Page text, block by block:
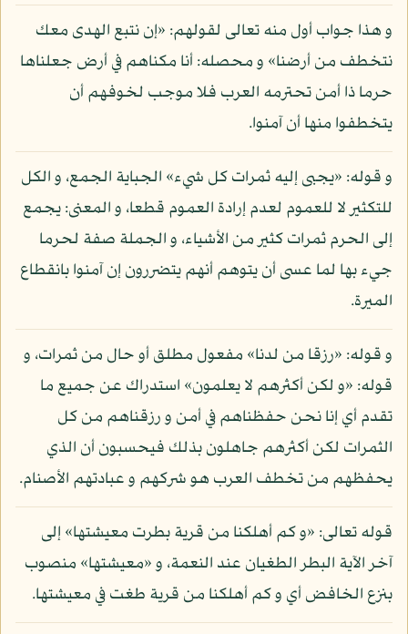
و هذا جواب أول منه تعالى لقولهم: «إن نتبع الهدى معك
نتخطف من أرضنا» و محصله: أنا مكناهم في أرض جعلناها
حرما ذا أمن تحترمه العرب فلا موجب لخوفهم أن
يتخطفوا منها أن آمنوا.
و قوله: «يجبى إليه ثمرات كل شيء» الجباية الجمع، و الكل
للتكثير لا للعموم لعدم إرادة العموم قطعا، و المعنى: يجمع
إلى الحرم ثمرات كثير من الأشياء، و الجملة صفة لحرما
جيء بها لما عسى أن يتوهم أنهم يتضررون إن آمنوا بانقطاع
الميرة.
و قوله: «رزقا من لدنا» مفعول مطلق أو حال من ثمرات، و
قوله: «و لكن أكثرهم لا يعلمون» استدراك عن جميع ما
تقدم أي إنا نحن حفظناهم في أمن و رزقناهم من كل
الثمرات لكن أكثرهم جاهلون بذلك فيحسبون أن الذي
يحفظهم من تخطف العرب هو شركهم و عبادتهم الأصنام.
قوله تعالى: «و كم أهلكنا من قرية بطرت معيشتها» إلى
آخر الآية البطر الطغيان عند النعمة، و «معيشتها» منصوب
بنزع الخافض أي و كم أهلكنا من قرية طغت في معيشتها.